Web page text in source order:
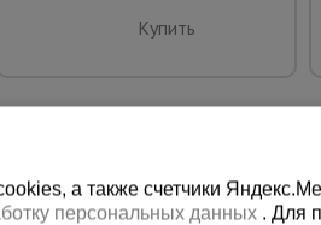
Купить
а также счетчики
персональных данных . Для